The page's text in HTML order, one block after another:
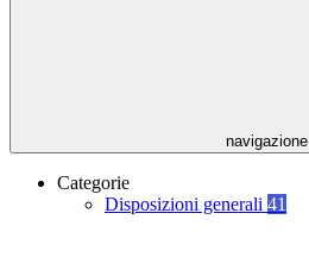
navigazione
Categorie
Disposizioni generali 41